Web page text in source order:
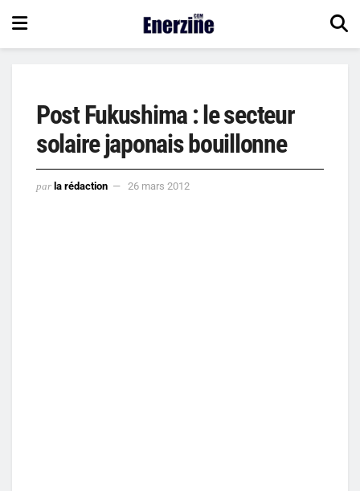
Post Fukushima : le secteur
solaire japonais bouillonne
par la rédaction 26 mars 2012